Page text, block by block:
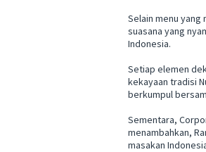
Selain menu yang
suasana yang
Indonesia.
Setiap elemen
kekayaan tradisi
berkumpul
Sementara,
menambahkan,
masakan